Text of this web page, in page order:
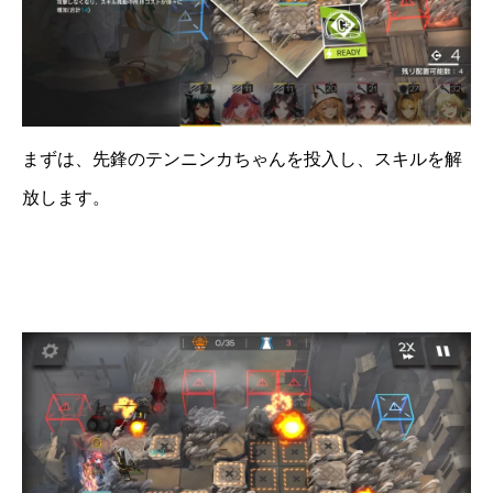
まずは、先鋒のテンニンカちゃんを投入し、スキルを解
放します。